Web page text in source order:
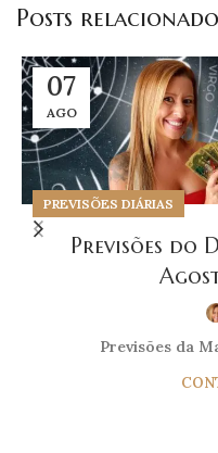
Posts
07
AGO
PREVISÕES DIÁRIAS
Previsões do
Previsões da